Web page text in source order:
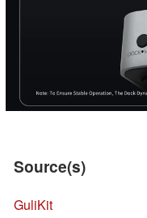
Source(s)
GuliKit